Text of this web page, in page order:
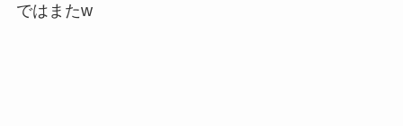
ではまたw